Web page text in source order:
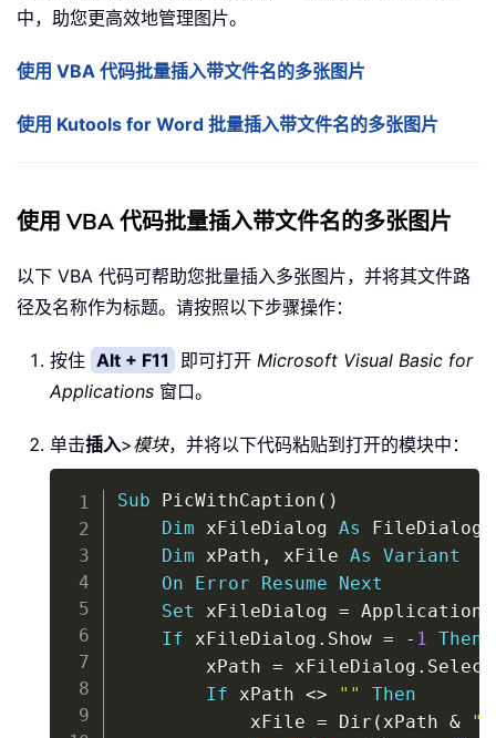
中，助您更高效地管理图片。
使用 VBA 代码批量插入带文件名的多张图片
使用 Kutools for Word 批量插入带文件名的多张图片
使用 VBA 代码批量插入带文件名的多张图片
以下 VBA 代码可帮助您批量插入多张图片，并将其文件路
径及名称作为标题。请按照以下步骤操作：
按住 Alt + F11 即可打开 Microsoft Visual Basic for
Applications 窗口。
单击插入>模块，并将以下代码粘贴到打开的模块中：
Sub PicWithCaption ( )
Dim xFileDialog As FileDialog
Dim xPath , xFile As
Variant
On
Error Resume
Next
Set xFileDialog = Application
If xFileDialog . Show = - 1 Then
        xPath
= xFileDialog .
If xPath <> ""
Then
            xFile
= Dir ( xPath &